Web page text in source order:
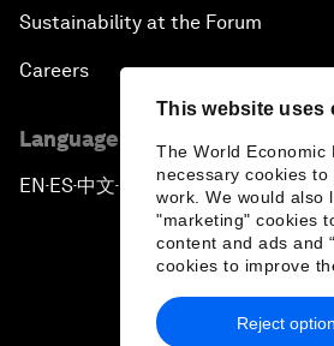
This website uses
The World Economic
necessary cookies
work. We would also
"marketing" cookies
content and ads and
cookies to improve
Reject
Sustainability at the Forum
Careers
Language editions
EN ▪ ES▪中文▪ 日本語